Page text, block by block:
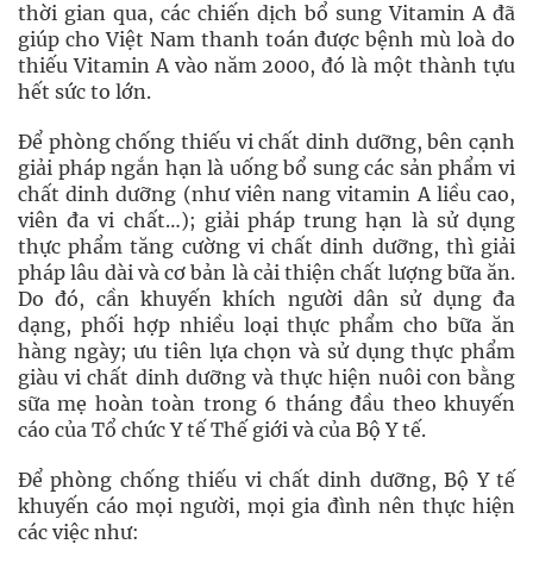
thời gian qua, các chiến dịch bổ sung Vitamin A đã
giúp cho Việt Nam thanh toán được bệnh mù loà do
thiếu Vitamin A vào năm 2000, đó là một thành tựu
hết sức to lớn.
Để phòng chống thiếu vi chất dinh dưỡng, bên cạnh
giải pháp ngắn hạn là uống bổ sung các sản phẩm vi
chất dinh dưỡng (như viên nang vitamin A liều cao,
viên đa vi chất…); giải pháp trung hạn là sử dụng
thực phẩm tăng cường vi chất dinh dưỡng, thì giải
pháp lâu dài và cơ bản là cải thiện chất lượng bữa ăn.
Do đó, cần khuyến khích người dân sử dụng đa
dạng, phối hợp nhiều loại thực phẩm cho bữa ăn
hàng ngày; ưu tiên lựa chọn và sử dụng thực phẩm
giàu vi chất dinh dưỡng và thực hiện nuôi con bằng
sữa mẹ hoàn toàn trong 6 tháng đầu theo khuyến
cáo của Tổ chức Y tế Thế giới và của Bộ Y tế.
Để phòng chống thiếu vi chất dinh dưỡng, Bộ Y tế
khuyến cáo mọi người, mọi gia đình nên thực hiện
các việc như: